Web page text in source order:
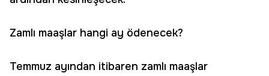
Zamlı maaşlar hangi ay ödenecek?
Temmuz ayından itibaren zamlı maaşlar